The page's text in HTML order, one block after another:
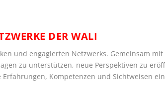
DER WALI
und engagierten Netzwerks. Gemeinsam
zu unterstützen, neue Perspektiven zu
Kompetenzen und Sichtweisen